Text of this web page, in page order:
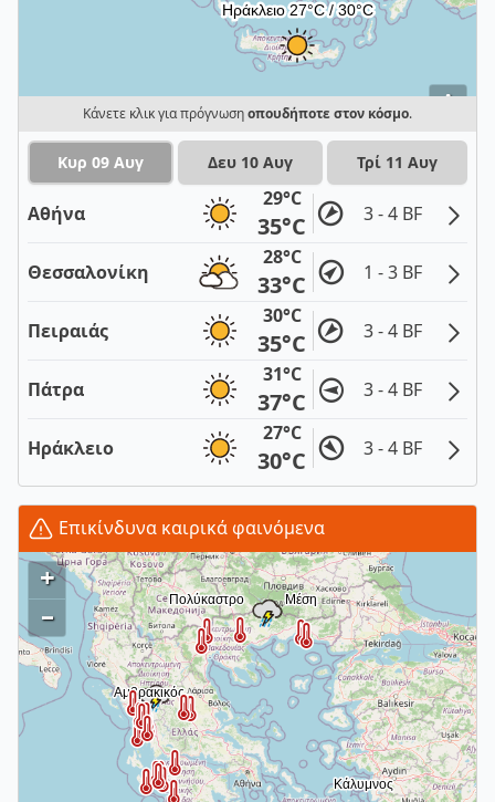
i
Κάνετε κλικ για πρόγνωσηοπουδήποτε στον κόσμο.
Κυρ 09 Αυγ Δευ 10 Αυγ Τρί 11 Αυγ
Αθήνα
29°C
35°C 3 - 4 BF
Θεσσαλονίκη
28°C
33°C 1 - 3 BF
Πειραιάς
30°C
35°C 3 - 4 BF
Πάτρα
31°C
37°C 3 - 4 BF
Ηράκλειο
27°C
30°C 3 - 4 BF
Επικίνδυνα καιρικά φαινόμενα
+
–